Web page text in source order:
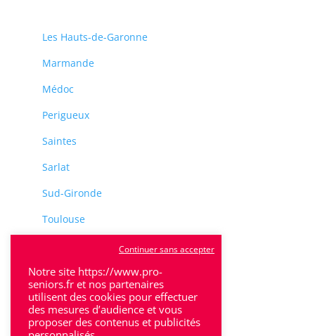
Les Hauts-de-Garonne
Marmande
Médoc
Perigueux
Saintes
Sarlat
Sud-Gironde
Toulouse
Villeneuve-Sur-Lot
Notre site https://www.pro-
seniors.fr et nos partenaires
utilisent des cookies pour effectuer
des mesures d’audience et vous
proposer des contenus et publicités
Continuer sans accepter